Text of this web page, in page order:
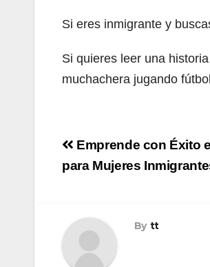
Si eres inmigrante y
Si quieres leer una
muchachera jugando
Navegación
de
Emprende con Éxito
para Mujeres
By tt